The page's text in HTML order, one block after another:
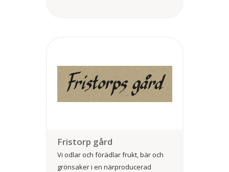
Fristorp gård
Vi odlar och förädlar frukt, bär och
grönsaker i en närproducerad